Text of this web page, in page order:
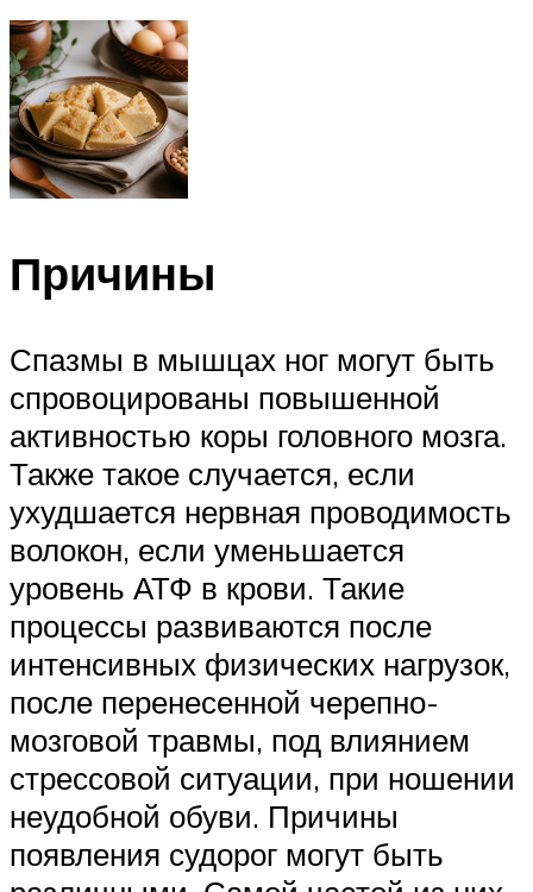
Причины
Спазмы в мышцах ног могут быть
спровоцированы повышенной
активностью коры головного мозга.
Также такое случается, если
ухудшается нервная проводимость
волокон, если уменьшается
уровень АТФ в крови. Такие
процессы развиваются после
интенсивных физических нагрузок,
после перенесенной черепно-
мозговой травмы, под влиянием
стрессовой ситуации, при ношении
неудобной обуви. Причины
появления судорог могут быть